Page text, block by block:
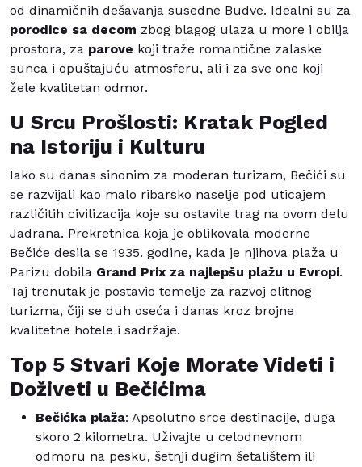
od dinamičnih dešavanja susedne Budve. Idealni su za
porodice sa decom zbog blagog ulaza u more i obilja
prostora, za parove koji traže romantične zalaske
sunca i opuštajuću atmosferu, ali i za sve one koji
žele kvalitetan odmor.
U Srcu Prošlosti: Kratak Pogled
na Istoriju i Kulturu
Iako su danas sinonim za moderan turizam, Bečići su
se razvijali kao malo ribarsko naselje pod uticajem
različitih civilizacija koje su ostavile trag na ovom delu
Jadrana. Prekretnica koja je oblikovala moderne
Bečiće desila se 1935. godine, kada je njihova plaža u
Parizu dobila Grand Prix za najlepšu plažu u Evropi.
Taj trenutak je postavio temelje za razvoj elitnog
turizma, čiji se duh oseća i danas kroz brojne
kvalitetne hotele i sadržaje.
Top 5 Stvari Koje Morate Videti i
Doživeti u Bečićima
Bečićka plaža: Apsolutno srce destinacije, duga
skoro 2 kilometra. Uživajte u celodnevnom
odmoru na pesku, šetnji dugim šetalištem ili